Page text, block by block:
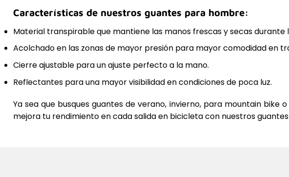
Características de nuestros guantes para hombre:
Material transpirable que mantiene las manos frescas y secas durante
Acolchado en las zonas de mayor presión para mayor comodidad en
Cierre ajustable para un ajuste perfecto a la mano.
Reflectantes para una mayor visibilidad en condiciones de poca luz.
Ya sea que busques guantes de verano, invierno, para mountain
mejora tu rendimiento en cada salida en bicicleta con nuestros